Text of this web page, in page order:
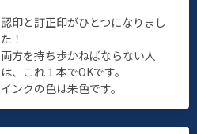
認印と訂正印がひとつになりまし
た！
両方を持ち歩かねばならない人
は、これ１本でOKです。
インクの色は朱色です。